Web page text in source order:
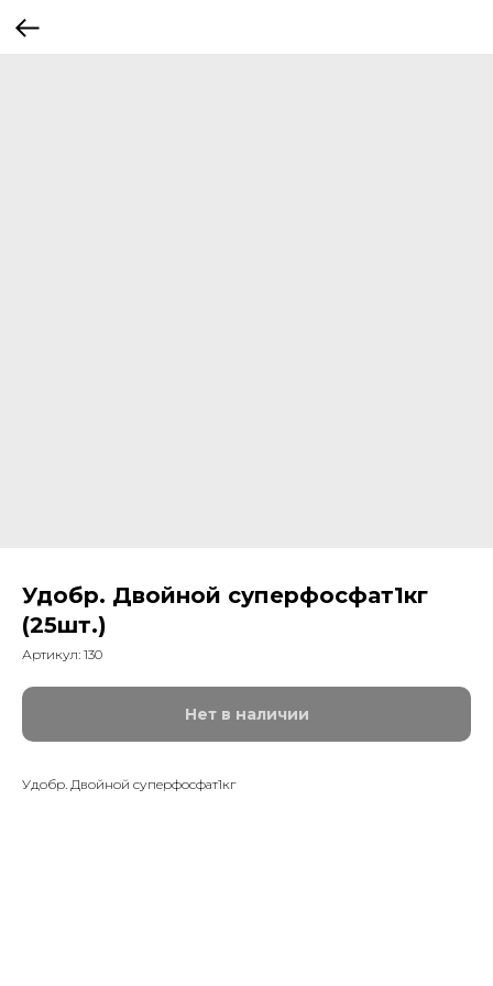
Удобр. Двойной суперфосфат1кг
(25шт.)
Артикул: 130
Нет в наличии
Удобр. Двойной суперфосфат1кг